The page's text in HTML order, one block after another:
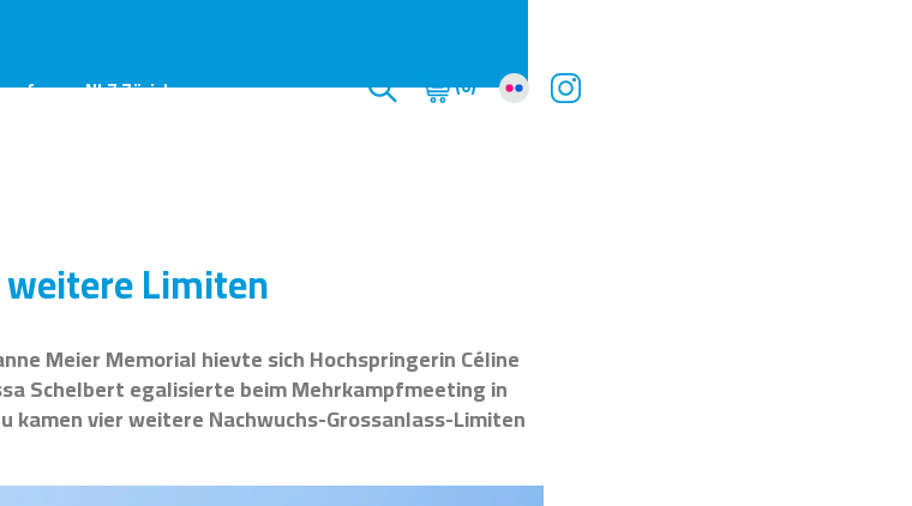
NLZ Zürich (0)
Limiten
Meier Memorial hievte sich Hochspringerin Céline
Schelbert egalisierte beim Mehrkampfmeeting in
kamen vier weitere Nachwuchs-Grossanlass-Limiten